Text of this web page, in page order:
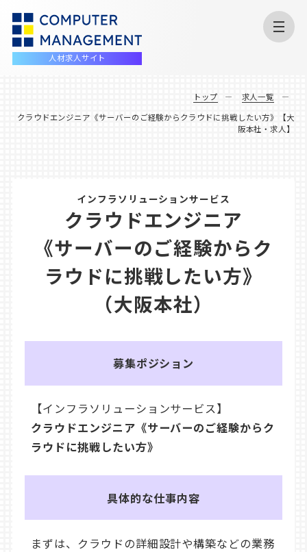
人材求人サイト
トップ
求人一覧
クラウドエンジニア《サーバーのご経験からクラウドに挑戦したい方》【大
阪本社・求人】
インフラソリューションサービス
クラウドエンジニア
《サーバーのご経験からク
ラウドに挑戦したい方》
（大阪本社）
募集ポジション
【インフラソリューションサービス】
クラウドエンジニア《サーバーのご経験からク
ラウドに挑戦したい方》
具体的な仕事内容
まずは、クラウドの詳細設計や構築などの業務